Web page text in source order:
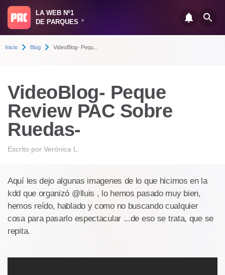
LA WEB Nº1
DE PARQUES
®
Inicio Blog VideoBlog- Pequ...
VideoBlog- Peque
Review PAC Sobre
Ruedas-
Escrito por Verónica L.
Aquí les dejo algunas imagenes de lo que hicimos en la
kdd que organizó @lluis , lo hemos pasado muy bien,
hemos reído, hablado y como no buscando cualquier
cosa para pasarlo espectacular ...de eso se trata, que se
repita.